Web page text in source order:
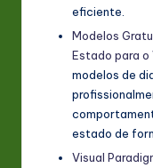
eficiente.
Modelos
Estado para o
modelos de
estado de
Visual